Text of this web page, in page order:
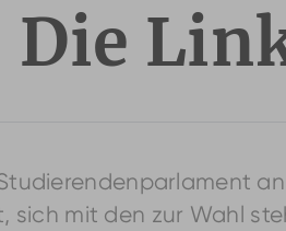
sich mit den zur Wahl